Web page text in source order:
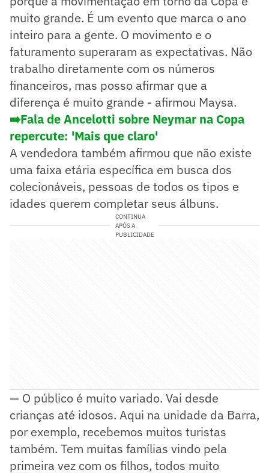
muito grande. É um evento que marca o ano
inteiro para a gente. O movimento e o
faturamento superaram as expectativas. Não
trabalho diretamente com os números
financeiros, mas posso afirmar que a
diferença é muito grande - afirmou Maysa.
➡️Fala de Ancelotti sobre Neymar na Copa
repercute: 'Mais que claro'
A vendedora também afirmou que não existe
uma faixa etária específica em busca dos
colecionáveis, pessoas de todos os tipos e
idades querem completar seus álbuns.
CONTINUA
APÓS A
PUBLICIDADE
— O público é muito variado. Vai desde
crianças até idosos. Aqui na unidade da Barra,
por exemplo, recebemos muitos turistas
também. Tem muitas famílias vindo pela
primeira vez com os filhos, todos muito